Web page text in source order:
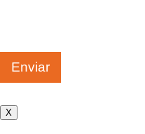
Enviar
X